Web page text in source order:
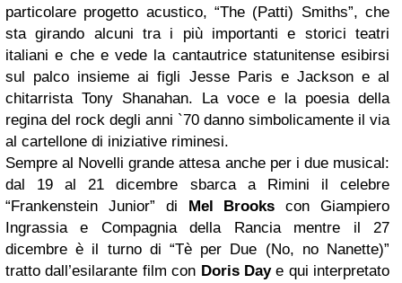
particolare progetto acustico, “The (Patti) Smiths”, che
sta girando alcuni tra i più importanti e storici teatri
italiani e che e vede la cantautrice statunitense esibirsi
sul palco insieme ai figli Jesse Paris e Jackson e al
chitarrista Tony Shanahan. La voce e la poesia della
regina del rock degli anni `70 danno simbolicamente il via
al cartellone di iniziative riminesi.
Sempre al Novelli grande attesa anche per i due musical:
dal 19 al 21 dicembre sbarca a Rimini il celebre
“Frankenstein Junior” di Mel Brooks con Giampiero
Ingrassia e Compagnia della Rancia mentre il 27
dicembre è il turno di “Tè per Due (No, no Nanette)”
tratto dall’esilarante film con Doris Daye qui interpretato